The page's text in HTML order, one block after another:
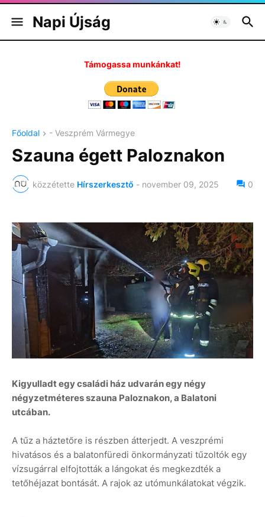
Napi Újság
Támogassa munkánkat!
Főoldal - Veszprém Vármegye
Szauna égett Paloznakon
közzétette Hírszerkesztő - november 09, 2025 0
Kigyulladt egy családi ház udvarán egy négy
négyzetméteres szauna Paloznakon, a Balatoni
utcában.
A tűz a háztetőre is részben átterjedt. A veszprémi
hivatásos és a balatonfüredi önkormányzati tűzoltók egy
vízsugárral elfojtották a lángokat és megkezdték a
tetőhéjazat bontását. A rajok az utómunkálatokat végzik.